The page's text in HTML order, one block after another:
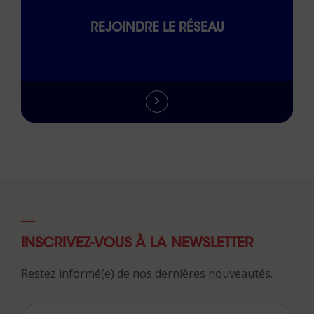
REJOINDRE LE RÉSEAU
INSCRIVEZ-VOUS À LA NEWSLETTER
Restez informé(e) de nos dernières nouveautés.